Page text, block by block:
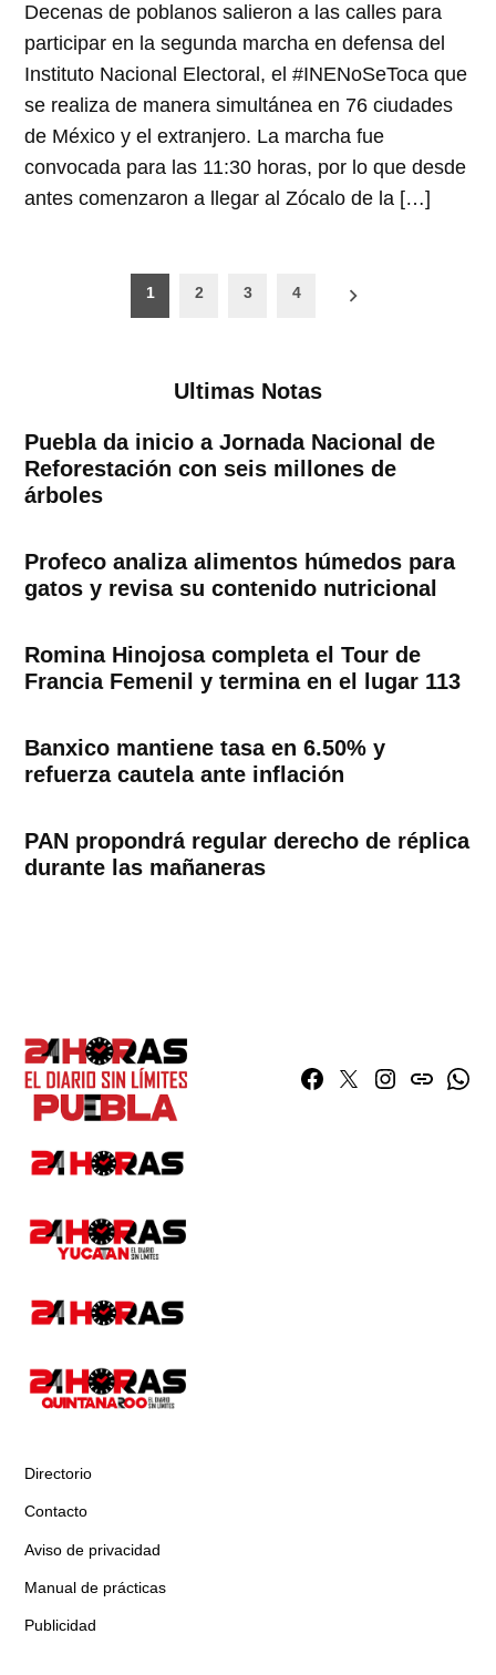
Decenas de poblanos salieron a las calles para
participar en la segunda marcha en defensa del
Instituto Nacional Electoral, el #INENoSeToca que
se realiza de manera simultánea en 76 ciudades
de México y el extranjero. La marcha fue
convocada para las 11:30 horas, por lo que desde
antes comenzaron a llegar al Zócalo de la […]
Paginación
1 2 3 4
Ultimas Notas
Puebla da inicio a Jornada Nacional de
Reforestación con seis millones de
árboles
Profeco analiza alimentos húmedos para
gatos y revisa su contenido nutricional
Romina Hinojosa completa el Tour de
Francia Femenil y termina en el lugar 113
Banxico mantiene tasa en 6.50% y
refuerza cautela ante inflación
PAN propondrá regular derecho de réplica
durante las mañaneras
Facebook
TwitterInstagram
issuu
Directorio
Contacto
Aviso de privacidad
Manual de prácticas
Publicidad